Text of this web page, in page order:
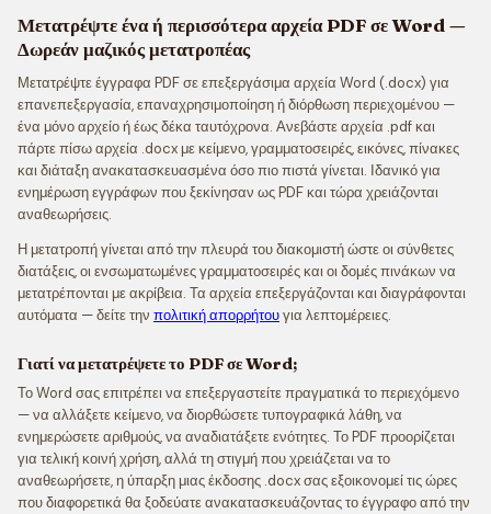
Μετατρέψτε ένα ή περισσότερα αρχεία PDF σε Word —
Δωρεάν μαζικός μετατροπέας
Μετατρέψτε έγγραφα PDF σε επεξεργάσιμα αρχεία Word (.docx) για
επανεπεξεργασία, επαναχρησιμοποίηση ή διόρθωση περιεχομένου —
ένα μόνο αρχείο ή έως δέκα ταυτόχρονα. Ανεβάστε αρχεία .pdf και
πάρτε πίσω αρχεία .docx με κείμενο, γραμματοσειρές, εικόνες, πίνακες
και διάταξη ανακατασκευασμένα όσο πιο πιστά γίνεται. Ιδανικό για
ενημέρωση εγγράφων που ξεκίνησαν ως PDF και τώρα χρειάζονται
αναθεωρήσεις.
Η μετατροπή γίνεται από την πλευρά του διακομιστή ώστε οι σύνθετες
διατάξεις, οι ενσωματωμένες γραμματοσειρές και οι δομές πινάκων να
μετατρέπονται με ακρίβεια. Τα αρχεία επεξεργάζονται και διαγράφονται
αυτόματα — δείτε την πολιτική απορρήτουγια λεπτομέρειες.
Γιατί να μετατρέψετε το PDF σε Word;
Το Word σας επιτρέπει να επεξεργαστείτε πραγματικά το περιεχόμενο
— να αλλάξετε κείμενο, να διορθώσετε τυπογραφικά λάθη, να
ενημερώσετε αριθμούς, να αναδιατάξετε ενότητες. Το PDF προορίζεται
για τελική κοινή χρήση, αλλά τη στιγμή που χρειάζεται να το
αναθεωρήσετε, η ύπαρξη μιας έκδοσης .docx σας εξοικονομεί τις ώρες
που διαφορετικά θα ξοδεύατε ανακατασκευάζοντας το έγγραφο από την